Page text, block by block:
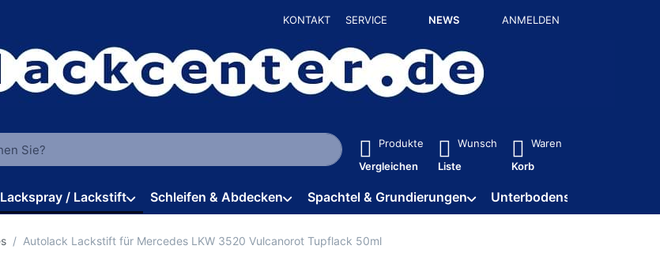
KONTAKT SERVICE NEWS ANMELDEN
ein. Während Sie tippen, erscheinen automatisch erste Ergebnisse. Drücken Sie die Eingabetaste, um alle
Produkte
Vergleichen
Wunsch
Liste
Waren
Korb
Lackspray / Lackstift Schleifen & Abdecken Spachtel & Grundierungen Unterbodenschutz / HV
Autolack Lackstift für Mercedes LKW 3520 Vulcanorot Tupflack 50ml